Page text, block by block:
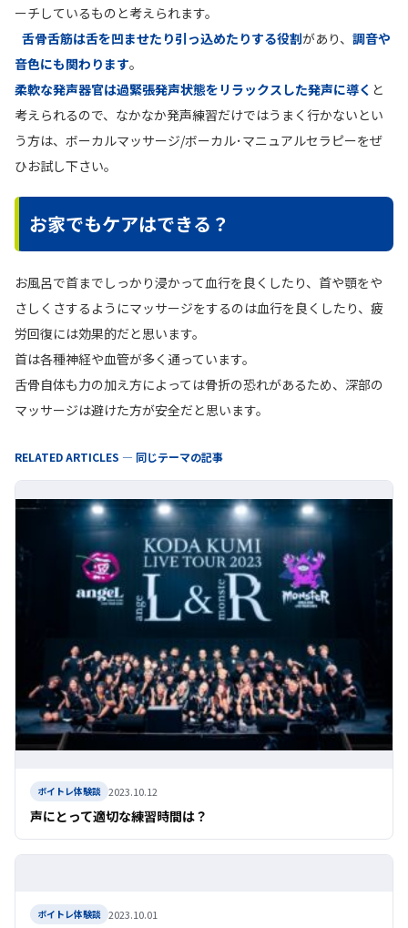
ーチしているものと考えられます。
舌骨舌筋は舌を凹ませたり引っ込めたりする役割があり、 調音や
音色にも関わります。
柔軟な発声器官は過緊張発声状態をリラックスした発声に導く と
考えられるので、なかなか発声練習だけではうまく行かないとい
う方は、ボーカルマッサージ/ボーカル･マニュアルセラピーをぜ
ひお試し下さい。
お家でもケアはできる？
お風呂で首までしっかり浸かって血行を良くしたり、首や顎をや
さしくさするようにマッサージをするのは血行を良くしたり、疲
労回復には効果的だと思います。
首は各種神経や血管が多く通っています。
舌骨自体も力の加え方によっては骨折の恐れがあるため、深部の
マッサージは避けた方が安全だと思います。
RELATED ARTICLES — 同じテーマの記事
ボイトレ体験談 2023.10.12
声にとって適切な練習時間は？
ボイトレ体験談 2023.10.01